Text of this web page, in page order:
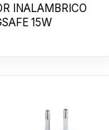
INALAMBRICO
15W